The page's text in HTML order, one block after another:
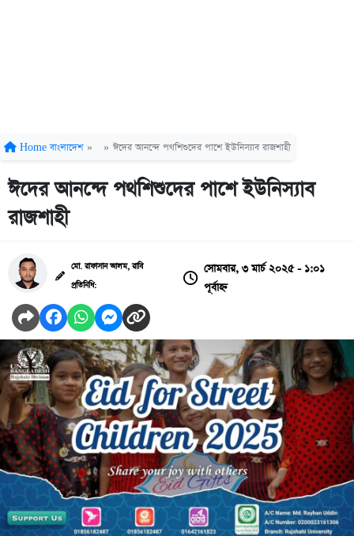
Home বাংলাদেশ » » ঈদের আনন্দে পথশিশুদের পাশে ইউনিস্যাব রাজশাহী
ঈদের আনন্দে পথশিশুদের পাশে ইউনিস্যাব
রাজশাহী
মো. রাফাসান আলম, রাবি
প্রতিনিধি:
সোমবার, ৩ মার্চ ২০২৫ - ১:০১
পূর্বাহ্ন